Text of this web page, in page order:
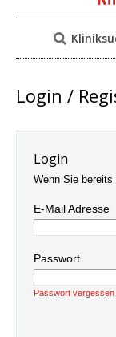
Login /
Login
Wenn Sie
E-Mail Adresse
Passwort
Passwort vergessen